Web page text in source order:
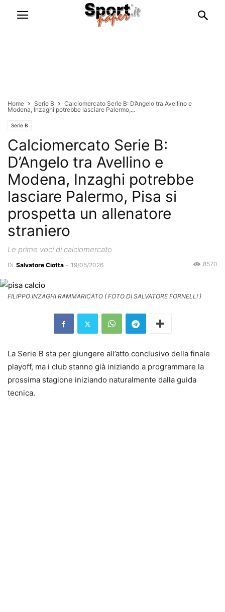
Home Serie B
Calciomercato Serie B: D’Angelo tra Avellino e
Modena, Inzaghi potrebbe lasciare Palermo,...
Serie B
Calciomercato Serie B:
D’Angelo tra Avellino e
Modena, Inzaghi potrebbe
lasciare Palermo, Pisa si
prospetta un allenatore
straniero
Le prime voci di calciomercato
Di Salvatore Ciotta - 19/05/2026 8570
FILIPPO INZAGHI RAMMARICATO ( FOTO DI SALVATORE FORNELLI )
La Serie B sta per giungere all’atto conclusivo della finale
playoff, ma i club stanno già iniziando a programmare la
prossima stagione iniziando naturalmente dalla guida
tecnica.